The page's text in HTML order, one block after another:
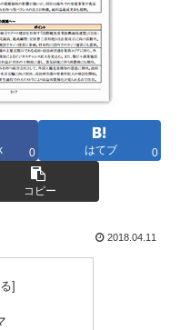
0 はてブ 0
コピー
2018.04.11